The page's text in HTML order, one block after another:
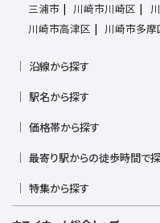
三浦市
川崎市川崎区
川崎市高津区
川崎市多摩
沿線から探す
湘南新宿ライン高海
小田急江ノ島線
ブルーライ
みなとみらい線
相鉄いずみ野線
相模鉄道
駅名から探す
上大岡駅
港南台駅
小机駅 桜木
根岸駅
平塚駅
横須賀中央駅
横浜駅
価格帯から探す
5,000万円台
8,000万円台
最寄り駅からの徒歩時間で
駅徒歩20分以内
駅徒歩21
特集から探す
リフォーム・リノベーション済